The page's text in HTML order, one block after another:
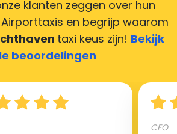
U kunt ons heel blij
achter te laten en wij
uw chauffeur deze krijgt.
luchthaven taxi transfer?
klanten zeggen over hun
en begrijp waarom
taxi keus zijn! Bekijk
beoordelingen
CEO